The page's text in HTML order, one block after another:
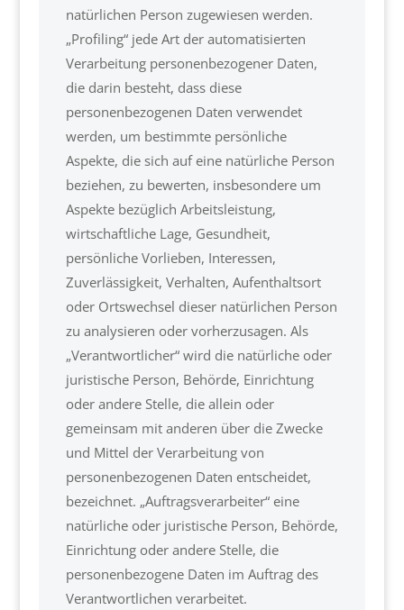
natürlichen Person zugewiesen werden.
„Profiling“ jede Art der automatisierten
Verarbeitung personenbezogener Daten,
die darin besteht, dass diese
personenbezogenen Daten verwendet
werden, um bestimmte persönliche
Aspekte, die sich auf eine natürliche Person
beziehen, zu bewerten, insbesondere um
Aspekte bezüglich Arbeitsleistung,
wirtschaftliche Lage, Gesundheit,
persönliche Vorlieben, Interessen,
Zuverlässigkeit, Verhalten, Aufenthaltsort
oder Ortswechsel dieser natürlichen Person
zu analysieren oder vorherzusagen. Als
„Verantwortlicher“ wird die natürliche oder
juristische Person, Behörde, Einrichtung
oder andere Stelle, die allein oder
gemeinsam mit anderen über die Zwecke
und Mittel der Verarbeitung von
personenbezogenen Daten entscheidet,
bezeichnet. „Auftragsverarbeiter“ eine
natürliche oder juristische Person, Behörde,
Einrichtung oder andere Stelle, die
personenbezogene Daten im Auftrag des
Verantwortlichen verarbeitet.